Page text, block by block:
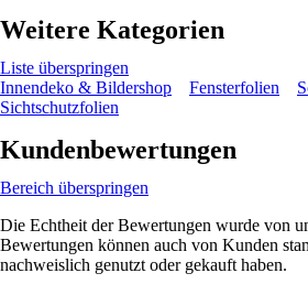
Weitere Kategorien
Liste überspringen
Innendeko & Bildershop
Fensterfolien
Sichtschutzfolien
Kundenbewertungen
Bereich überspringen
Die Echtheit der Bewertungen wurde von
Bewertungen können auch von Kunden
nachweislich genutzt oder gekauft haben.